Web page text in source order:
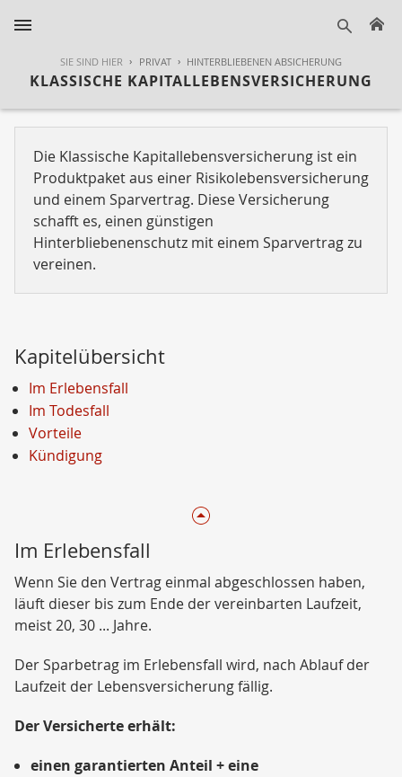
SIE SIND HIER PRIVAT HINTERBLIEBENEN ABSICHERUNG
KLASSISCHE KAPITALLEBENSVERSICHERUNG
Die Klassische Kapitallebensversicherung ist ein
Produktpaket aus einer Risikolebensversicherung
und einem Sparvertrag. Diese Versicherung
schafft es, einen günstigen
Hinterbliebenenschutz mit einem Sparvertrag zu
vereinen.
Kapitelübersicht
Im Erlebensfall
Im Todesfall
Vorteile
Kündigung
Im Erlebensfall
Wenn Sie den Vertrag einmal abgeschlossen haben,
läuft dieser bis zum Ende der vereinbarten Laufzeit,
meist 20, 30 ... Jahre.
Der Sparbetrag im Erlebensfall wird, nach Ablauf der
Laufzeit der Lebensversicherung fällig.
Der Versicherte erhält:
einen garantierten Anteil + eine